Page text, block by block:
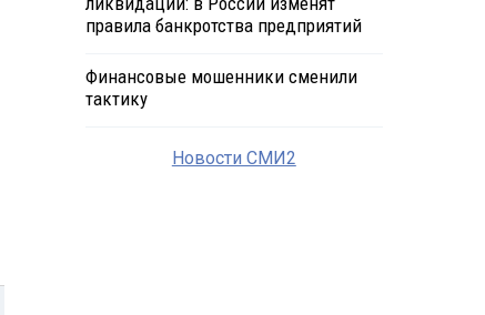
правила банкротства предприятий
Финансовые мошенники сменили
тактику
Новости СМИ2